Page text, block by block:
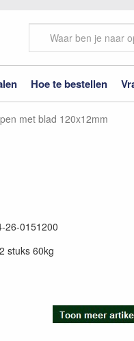
Hoe te bestellen
met blad 120x12mm
26-0151200
stuks 60kg